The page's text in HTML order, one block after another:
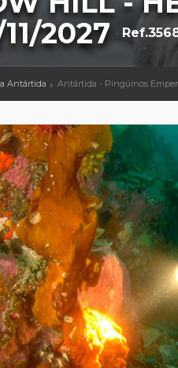
2027
Antártida Antártida - Pingüinos